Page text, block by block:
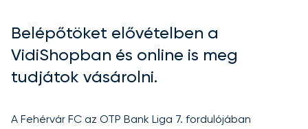
Belépőtöket elővételben a
VidiShopban és online is meg
tudjátok vásárolni.
A Fehérvár FC az OTP Bank Liga 7. fordulójában